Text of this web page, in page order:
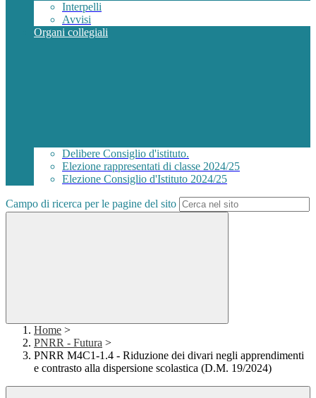
Interpelli
Avvisi
Organi collegiali
Delibere Consiglio d'istituto.
Elezione rappresentati di classe 2024/25
Elezione Consiglio d'Istituto 2024/25
Campo di ricerca per le pagine del sito
Home >
PNRR - Futura >
PNRR M4C1-1.4 - Riduzione dei divari negli apprendimenti
e contrasto alla dispersione scolastica (D.M. 19/2024)